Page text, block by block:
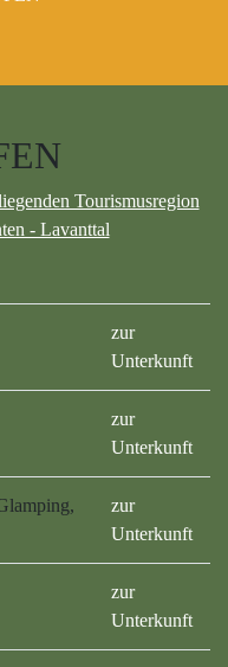
Tourismusregion
- Lavanttal
zur
Unterkunft
zur
Unterkunft
zur
Unterkunft
zur
Unterkunft